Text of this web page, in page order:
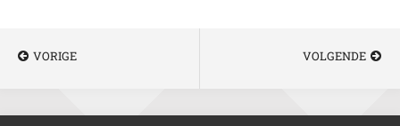
VORIGE VOLGENDE